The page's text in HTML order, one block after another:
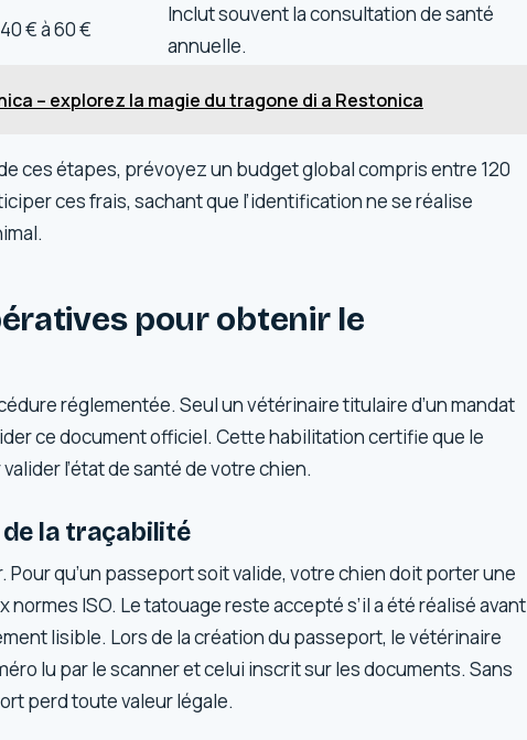
40 € à 60 €
Inclut souvent la consultation de santé
annuelle.
– explorez la magie du tragone di a Restonica
ces étapes, prévoyez un budget global compris entre 120
ces frais, sachant que l’identification ne se réalise
pour obtenir le
réglementée. Seul un vétérinaire titulaire d’un mandat
ce document officiel. Cette habilitation certifie que le
l’état de santé de votre chien.
de la traçabilité
Pour qu’un passeport soit valide, votre chien doit porter une
normes ISO. Le tatouage reste accepté s’il a été réalisé avant
lisible. Lors de la création du passeport, le vétérinaire
lu par le scanner et celui inscrit sur les documents. Sans
perd toute valeur légale.